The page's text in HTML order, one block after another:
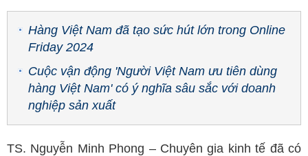
Hàng Việt Nam đã tạo sức hút lớn trong Online
Friday 2024
Cuộc vận động 'Người Việt Nam ưu tiên dùng
hàng Việt Nam' có ý nghĩa sâu sắc với doanh
nghiệp sản xuất
TS. Nguyễn Minh Phong – Chuyên gia kinh tế đã có